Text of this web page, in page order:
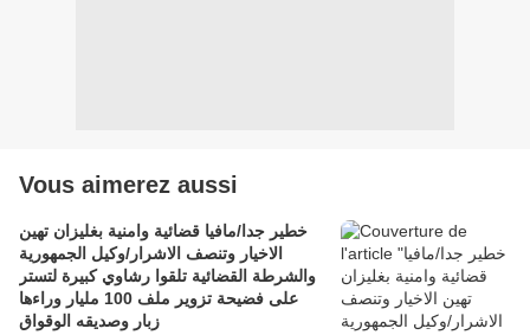
Vous aimerez aussi
خطير جدا/مافيا قضائية وامنية بغليزان تهين
الاخيار وتنصف الاشرار/وكيل الجمهورية
والشرطة القضائية تلقوا رشاوي كبيرة لتستر
على فضيحة تزوير ملف 100 مليار وراءها
زبار وصديقه الوقواق